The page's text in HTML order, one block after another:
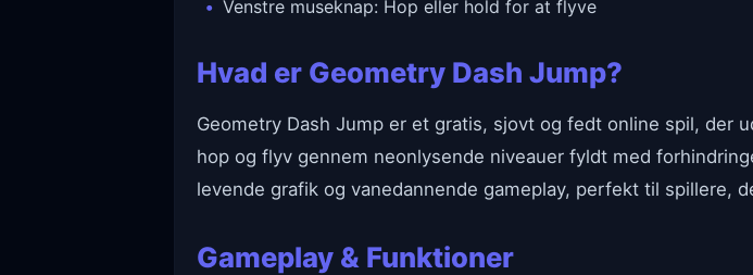
Venstre museknap: Hop eller hold for at flyve
Hvad er Geometry Dash Jump?
Geometry Dash Jump er et gratis, sjovt og fedt online spil, der
hop og flyv gennem neonlysende niveauer fyldt med
levende grafik og vanedannende gameplay, perfekt til spillere,
Gameplay & Funktioner